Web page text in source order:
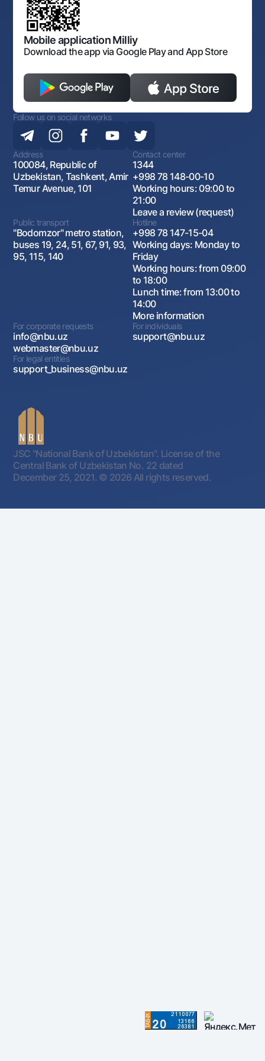
The procedure and operating hours of the National Bank
for Foreign Economic Activity of Uzbekistan
Open data
Antimonopoly compliance
Mobile application Milliy
Download the app via Google Play and App Store
Follow us on social networks
Address
100084, Republic of
Uzbekistan, Tashkent, Amir
Temur Avenue, 101
Contact center
1344
+998 78 148-00-10
Working hours: 09:00 to
21:00
Leave a review (request)
Public transport
"Bodomzor" metro station,
buses 19, 24, 51, 67, 91, 93,
95, 115, 140
Hotline
+998 78 147-15-04
Working days: Monday to
Friday
Working hours: from 09:00
to 18:00
Lunch time: from 13:00 to
14:00
More information
For corporate requests
info@nbu.uz
webmaster@nbu.uz
For individuals
support@nbu.uz
For legal entities
support_business@nbu.uz
JSC "National Bank of Uzbekistan". License of the
Central Bank of Uzbekistan No. 22 dated
December 25, 2021. © 2026 All rights reserved.